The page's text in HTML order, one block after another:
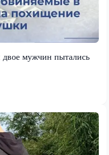
двое мужчин пытались